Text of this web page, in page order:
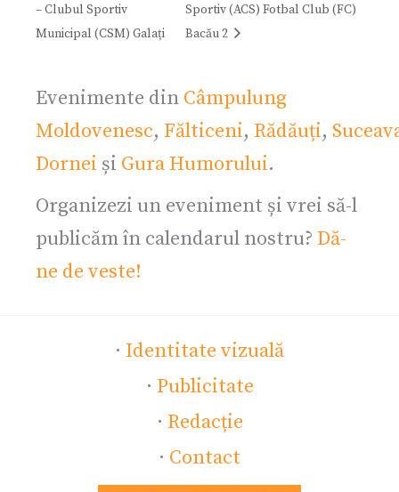
– Clubul Sportiv
Municipal (CSM) Galați
Sportiv (ACS) Fotbal Club (FC)
Bacău 2
Evenimente din Câmpulung
Moldovenesc, Fălticeni, Rădăuți,
Dornei și Gura Humorului.
Organizezi un eveniment și vrei să-l
publicăm în calendarul nostru? Dă-
ne de veste!
· Identitate vizuală
· Publicitate
· Redacție
· Contact